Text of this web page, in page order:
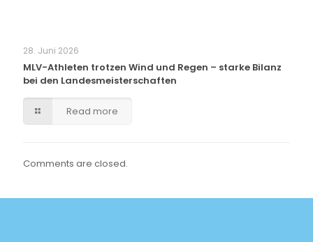
28. Juni 2026
MLV-Athleten trotzen Wind und Regen – starke Bilanz
bei den Landesmeisterschaften
Read more
Comments are closed.